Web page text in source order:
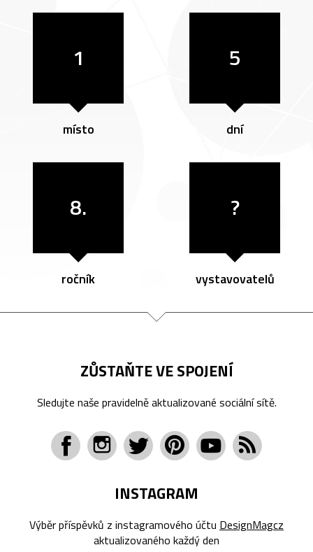
1
místo
5
dní
8.
ročník
?
vystavovatelů
ZŮSTAŇTE VE SPOJENÍ
Sledujte naše pravidelně aktualizované sociální sítě.
INSTAGRAM
Výběr příspěvků z instagramového účtu DesignMagcz
aktualizovaného každý den